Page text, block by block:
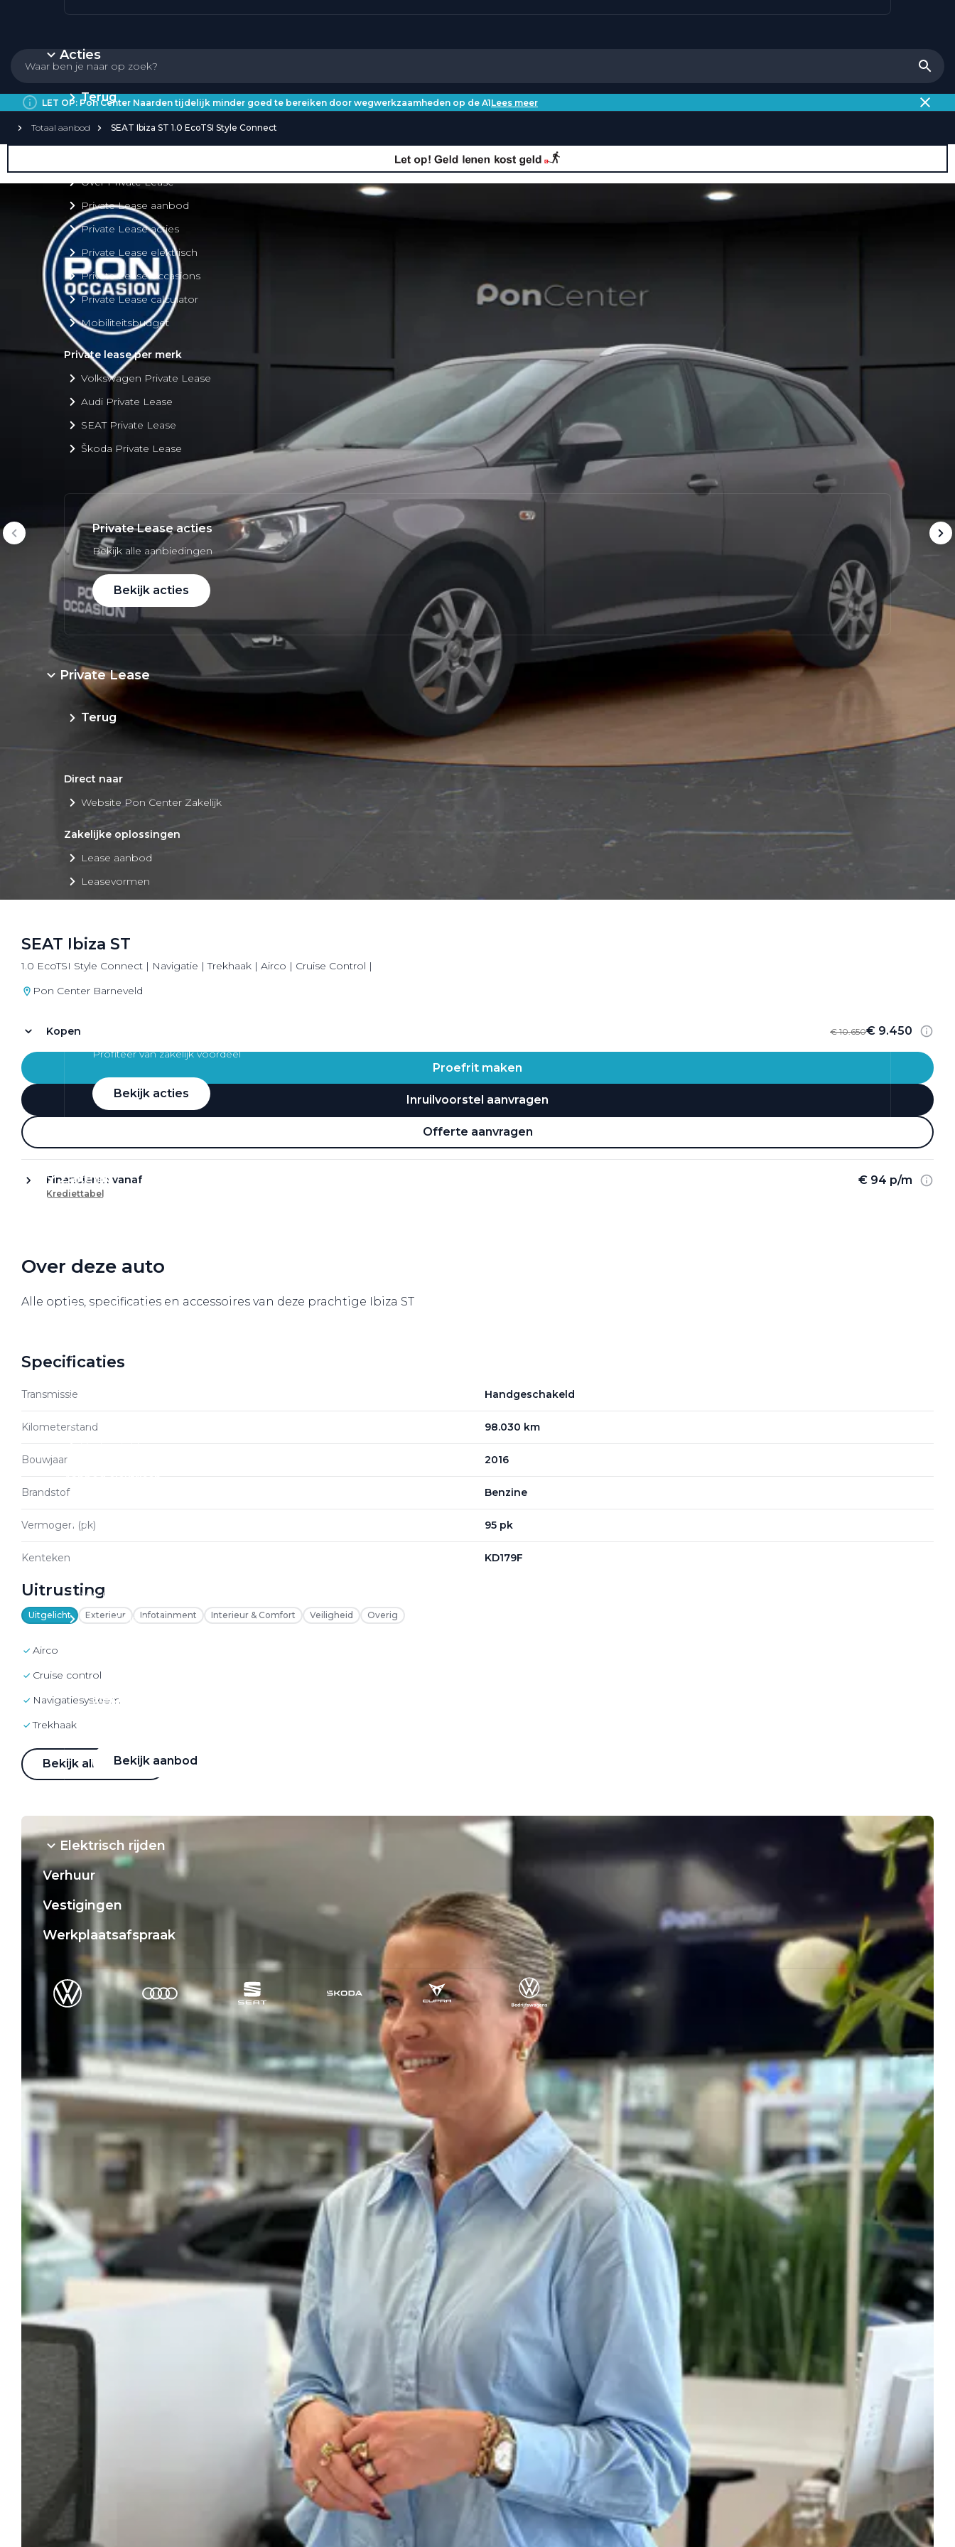
Acties
Terug
Over Private Lease
Private Lease aanbod
Private Lease acties
Private Lease elektrisch
Private Lease occasions
Private Lease calculator
Mobiliteitsbudget
Private lease per merk
Volkswagen Private Lease
Audi Private Lease
SEAT Private Lease
Škoda Private Lease
Private Lease acties
Bekijk alle aanbiedingen
Bekijk acties
Private Lease
Terug
Direct naar
Website Pon Center Zakelijk
Zakelijke oplossingen
Lease aanbod
Leasevormen
Lease a Bike
Profiteer van zakelijk voordeel
Bekijk acties
Zakelijk
Over elektrisch rijden
Onderhoud en kosten
Voordelen
Veelgestelde vragen
Aanbod elektrisch
Audi
VW Bedrijfswagens
Alle elektrische auto's
Elektrisch rijden
Bekijk aanbod
Elektrisch rijden
Verhuur
Vestigingen
Werkplaatsafspraak
LET OP: Pon Center Naarden tijdelijk minder goed te bereiken door wegwerkzaamheden op de A1Lees meer
Totaal aanbod SEAT Ibiza ST 1.0 EcoTSI Style Connect
SEAT Ibiza ST
1.0 EcoTSI Style Connect | Navigatie | Trekhaak | Airco | Cruise Control |
Pon Center Barneveld
Kopen € 10.650€ 9.450
Proefrit maken
Inruilvoorstel aanvragen
Offerte aanvragen
Financieren vanaf € 94 p/m
Krediettabel
Over deze auto
Alle opties, specificaties en accessoires van deze prachtige Ibiza ST
Specificaties
Transmissie Handgeschakeld
Kilometerstand 98.030 km
Bouwjaar 2016
Brandstof Benzine
Vermogen (pk) 95 pk
Kenteken KD179F
Uitrusting
Uitgelicht Exterieur Infotainment Interieur & Comfort Veiligheid Overig
airco
cruise control
navigatiesysteem
Trekhaak
Bekijk alle details